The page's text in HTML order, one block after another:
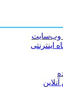
وب‌سایت
اینترنتی